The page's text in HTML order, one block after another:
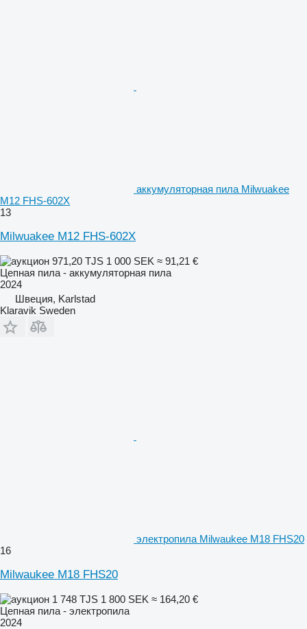
аккумуляторная пила Milwuakee
M12 FHS-602X
13
Milwuakee M12 FHS-602X
971,20 TJS 1 000 SEK ≈ 91,21 €
Цепная пила - аккумуляторная пила
2024
Швеция, Karlstad
Klaravik Sweden
электропила Milwaukee M18 FHS20
16
Milwaukee M18 FHS20
1 748 TJS 1 800 SEK ≈ 164,20 €
Цепная пила - электропила
2024